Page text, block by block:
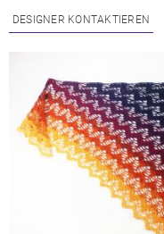
DESIGNER KONTAKTIEREN